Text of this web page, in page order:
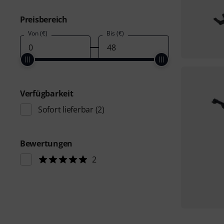
Preisbereich
Von (€) Bis (€)
Verfügbarkeit
Sofort lieferbar (2)
Bewertungen
2